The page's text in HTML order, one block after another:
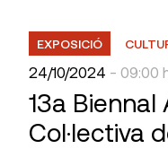
EXPOSICIÓ
24/10/2024 - 09:00
13a
Col·lectiva